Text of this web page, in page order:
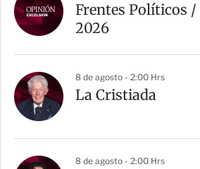
Frentes Políticos /
2026
8 de agosto - 2:00 Hrs
La Cristiada
8 de agosto - 2:00 Hrs